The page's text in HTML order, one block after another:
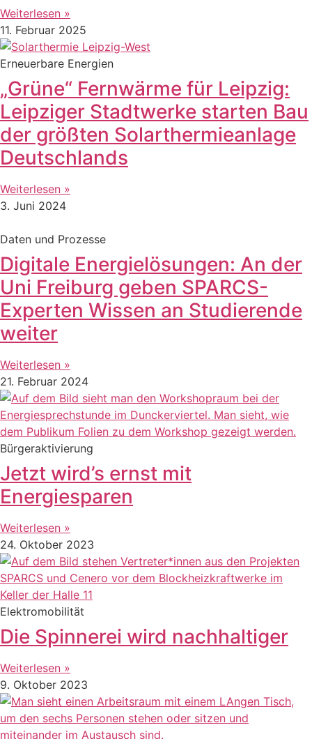
Weiterlesen »
11. Februar 2025
Erneuerbare Energien
„Grüne“ Fernwärme für Leipzig:
Leipziger Stadtwerke starten Bau
der größten Solarthermieanlage
Deutschlands
Weiterlesen »
3. Juni 2024
Daten und Prozesse
Digitale Energielösungen: An der
Uni Freiburg geben SPARCS-
Experten Wissen an Studierende
weiter
Weiterlesen »
21. Februar 2024
Bürgeraktivierung
Jetzt wird’s ernst mit
Energiesparen
Weiterlesen »
24. Oktober 2023
Elektromobilität
Die Spinnerei wird nachhaltiger
Weiterlesen »
9. Oktober 2023